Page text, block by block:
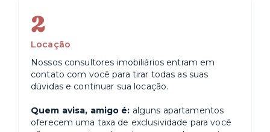
2
Locação
Nossos consultores imobiliários entram em
contato com você para tirar todas as suas
dúvidas e continuar sua locação.
Quem avisa, amigo é: alguns apartamentos
oferecem uma taxa de exclusividade para você